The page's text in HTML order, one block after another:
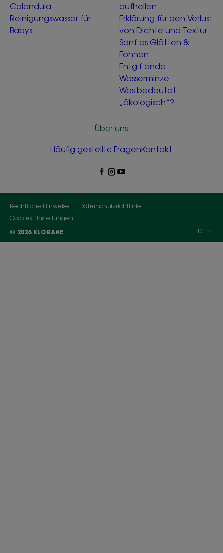
Calendula-
Reinigungswasser für
Babys
aufhellen
Erklärung für den Verlust
von Dichte und Textur
Sanftes Glätten &
Föhnen
Entgiftende
Wasserminze
Was bedeutet
„ökologisch“?
Über uns
Häufig gestellte FragenKontakt
Rechtliche Hinweise
Datenschutzrichtlinie
Cookies Einstellungen
© 2026 KLORANE
DE